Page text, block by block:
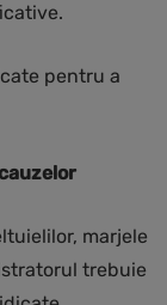
pentru a
marjele
trebuie